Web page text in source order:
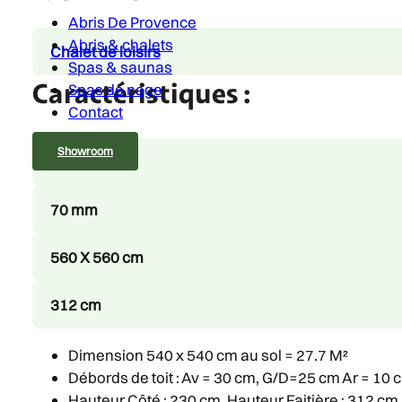
Abris De Provence
Abris & chalets
Spas & saunas
Spas de nage
Contact
Showroom
Chalet de loisirs
Caractéristiques :
27.7 m²
70 mm
560 X 560 cm
312 cm
Dimension 540 x 540 cm au sol = 27.7 M²
Débords de toit : Av = 30 cm, G/D=25 cm Ar = 10